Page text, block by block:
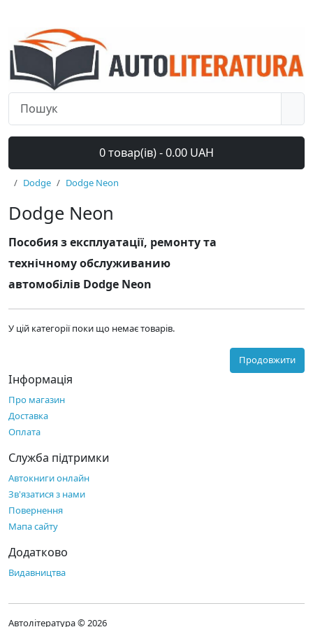
0 товар(ів) - 0.00 UAH
Dodge Dodge Neon
Dodge Neon
Пособия з експлуатації, ремонту та
технічному обслуживанию
автомобілів Dodge Neon
У цій категорії поки що немає товарів.
Продовжити
Інформація
Про магазин
Доставка
Оплата
Служба підтримки
Автокниги онлайн
Зв'язатися з нами
Повернення
Мапа сайту
Додатково
Видавництва
Автолітература © 2026